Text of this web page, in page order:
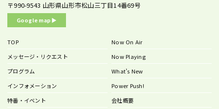
〒990-9543 山形県山形市松山三丁目14番69号
Google map ▶︎
TOP
メッセージ・リクエスト
プログラム
インフォメーション
特番・イベント
Now On Air
Now Playing
What’s New
Power Push!
会社概要